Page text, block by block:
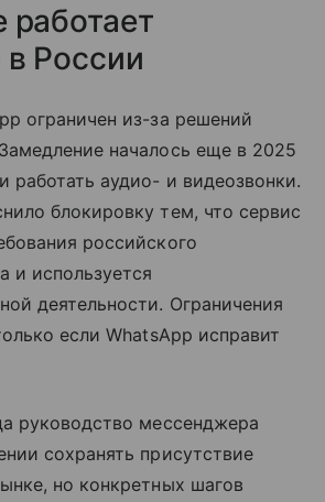
работает
России
ограничен из-за решений
началось еще в 2025
работать аудио- и видеозвонки.
блокировку тем, что сервис
российского
и используется
деятельности. Ограничения
если WhatsApp исправит
руководство мессенджера
сохранять присутствие
но конкретных шагов